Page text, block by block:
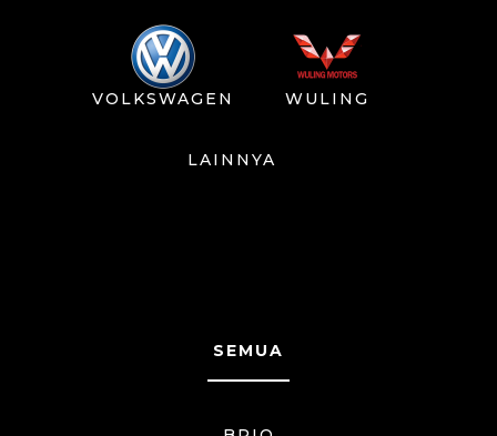
VOLKSWAGEN WULING
LAINNYA
SEMUA